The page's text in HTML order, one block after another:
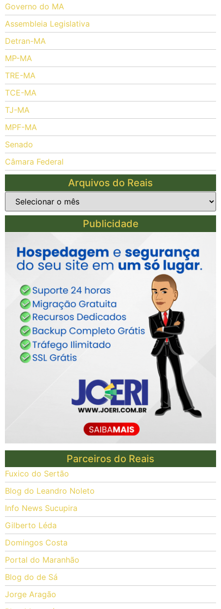
Governo do MA
Assembleia Legislativa
Detran-MA
MP-MA
TRE-MA
TCE-MA
TJ-MA
MPF-MA
Senado
Câmara Federal
Arquivos do Reais
Publicidade
Parceiros do Reais
Fuxico do Sertão
Blog do Leandro Noleto
Info News Sucupira
Gilberto Léda
Domingos Costa
Portal do Maranhão
Blog do de Sá
Jorge Aragão